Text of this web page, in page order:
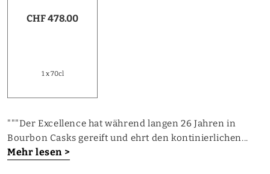
CHF 478.00
1 x 70cl
"""Der Excellence hat während langen 26 Jahren in
Bourbon Casks gereift und ehrt den kontinierlichen...
Mehr lesen >